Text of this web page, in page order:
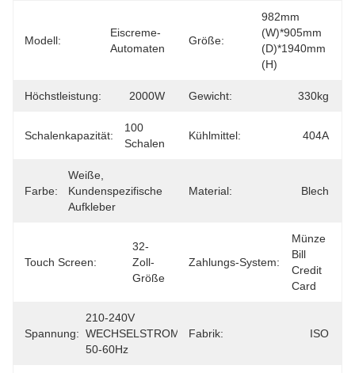
Modell:
Eiscreme-
Automaten
Größe:
982mm
(W)*905mm
(D)*1940mm
(H)
Höchstleistung: 2000W Gewicht: 330kg
Schalenkapazität:
100
Schalen
Kühlmittel: 404A
Farbe:
Weiße,
Kundenspezifische
Aufkleber
Material: Blech
Touch Screen:
32-
Zoll-
Größe
Zahlungs-System:
Münze
Bill
Credit
Card
Spannung:
210-240V
WECHSELSTROM,
50-60Hz
Fabrik: ISO